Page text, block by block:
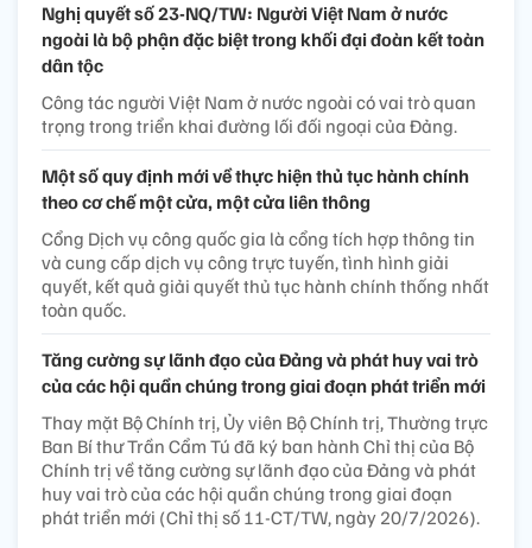
Nghị quyết số 23-NQ/TW: Người Việt Nam ở nước
ngoài là bộ phận đặc biệt trong khối đại đoàn kết toàn
dân tộc
Công tác người Việt Nam ở nước ngoài có vai trò quan
trọng trong triển khai đường lối đối ngoại của Đảng.
Một số quy định mới về thực hiện thủ tục hành chính
theo cơ chế một cửa, một cửa liên thông
Cổng Dịch vụ công quốc gia là cổng tích hợp thông tin
và cung cấp dịch vụ công trực tuyến, tình hình giải
quyết, kết quả giải quyết thủ tục hành chính thống nhất
toàn quốc.
Tăng cường sự lãnh đạo của Đảng và phát huy vai trò
của các hội quần chúng trong giai đoạn phát triển mới
Thay mặt Bộ Chính trị, Ủy viên Bộ Chính trị, Thường trực
Ban Bí thư Trần Cẩm Tú đã ký ban hành Chỉ thị của Bộ
Chính trị về tăng cường sự lãnh đạo của Đảng và phát
huy vai trò của các hội quần chúng trong giai đoạn
phát triển mới (Chỉ thị số 11-CT/TW, ngày 20/7/2026).